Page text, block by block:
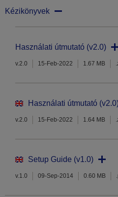
Kézikönyvek
Használati útmutató (v2.0)
v.2.0 15-Feb-2022 1.67 MB
Használati útmutató
v.2.0 15-Feb-2022 1.64 MB
Setup Guide (v1.0)
v.1.0 09-Sep-2014 0.60 MB